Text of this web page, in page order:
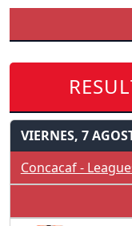
VIERNES, 7
Concacaf -